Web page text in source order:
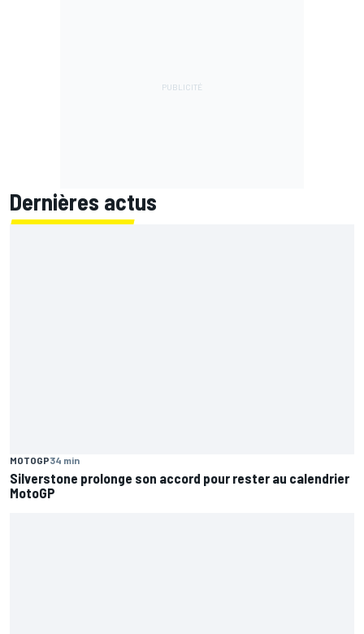
Dernières actus
MOTOGP34 min
Silverstone prolonge son accord pour rester au calendrier
MotoGP